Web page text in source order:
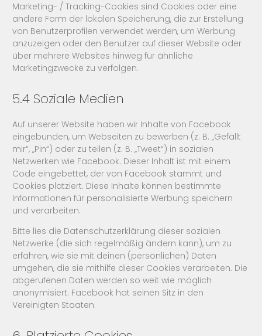
Marketing- / Tracking-Cookies sind Cookies oder eine
andere Form der lokalen Speicherung, die zur Erstellung
von Benutzerprofilen verwendet werden, um Werbung
anzuzeigen oder den Benutzer auf dieser Website oder
über mehrere Websites hinweg für ähnliche
Marketingzwecke zu verfolgen.
5.4 Soziale Medien
Auf unserer Website haben wir Inhalte von Facebook
eingebunden, um Webseiten zu bewerben (z. B. „Gefällt
mir“, „Pin“) oder zu teilen (z. B. „Tweet“) in sozialen
Netzwerken wie Facebook. Dieser Inhalt ist mit einem
Code eingebettet, der von Facebook stammt und
Cookies platziert. Diese Inhalte können bestimmte
Informationen für personalisierte Werbung speichern
und verarbeiten.
Bitte lies die Datenschutzerklärung dieser sozialen
Netzwerke (die sich regelmäßig ändern kann), um zu
erfahren, wie sie mit deinen (persönlichen) Daten
umgehen, die sie mithilfe dieser Cookies verarbeiten. Die
abgerufenen Daten werden so weit wie möglich
anonymisiert. Facebook hat seinen Sitz in den
Vereinigten Staaten